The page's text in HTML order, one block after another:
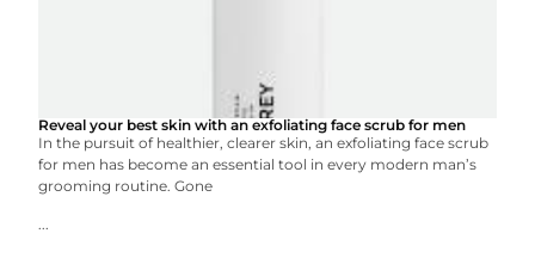
Reveal your best skin with an exfoliating face scrub for men
In the pursuit of healthier, clearer skin, an exfoliating face scrub
for men has become an essential tool in every modern man’s
grooming routine. Gone
...